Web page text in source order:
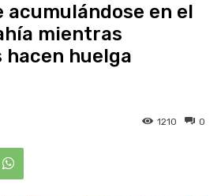
acumulándose en el
mientras
huelga
0
1210